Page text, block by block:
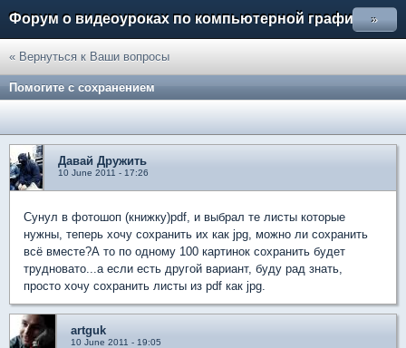
Форум о видеоуроках по компьютерной графике »
« Вернуться к Ваши вопросы
Помогите с сохранением
Давай Дружить
10 June 2011 - 17:26
Сунул в фотошоп (книжку)pdf, и выбрал те листы которые
нужны, теперь хочу сохранить их как jpg, можно ли сохранить
всё вместе?А то по одному 100 картинок сохранить будет
трудновато...а если есть другой вариант, буду рад знать,
просто хочу сохранить листы из pdf как jpg.
artguk
10 June 2011 - 19:05